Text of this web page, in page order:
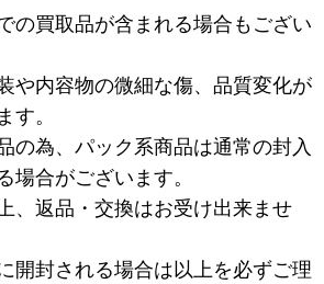
の買取品が含まれる場合もござい
や内容物の微細な傷、品質変化が
す。
の為、パック系商品は通常の封入
場合がございます。
、返品・交換はお受け出来ませ
開封される場合は以上を必ずご理